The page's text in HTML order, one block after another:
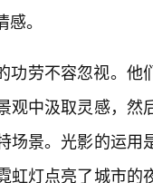
。
功劳不容忽视。他
观中汲取灵感，
场景。光影的运
虹灯点亮了城市